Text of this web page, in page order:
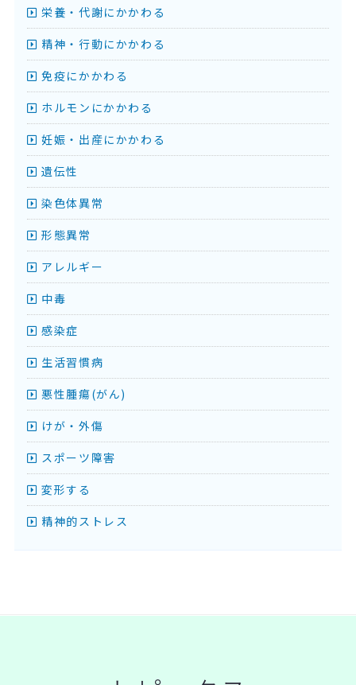
栄養・代謝にかかわる
精神・行動にかかわる
免疫にかかわる
ホルモンにかかわる
妊娠・出産にかかわる
遺伝性
染色体異常
形態異常
アレルギー
中毒
感染症
生活習慣病
悪性腫瘍(がん)
けが・外傷
スポーツ障害
変形する
精神的ストレス